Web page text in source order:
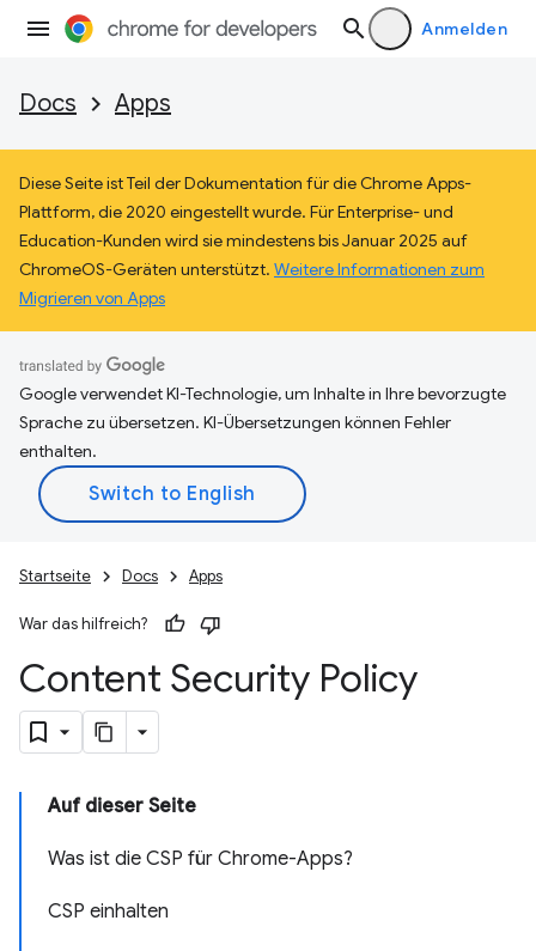
Anmelden
Docs Apps
Diese Seite ist Teil der Dokumentation für die Chrome Apps-
Plattform, die 2020 eingestellt wurde. Für Enterprise- und
Education-Kunden wird sie mindestens bis Januar 2025 auf
ChromeOS-Geräten unterstützt. Weitere Informationen zum
Migrieren von Apps
Google verwendet KI-Technologie, um Inhalte in Ihre bevorzugte
Sprache zu übersetzen. KI-Übersetzungen können Fehler
enthalten.
Startseite Docs Apps
War das hilfreich?
Content Security Policy
Auf dieser Seite
Was ist die CSP für Chrome-Apps?
CSP einhalten